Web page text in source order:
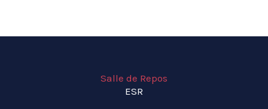
Salle de Repos
ESR